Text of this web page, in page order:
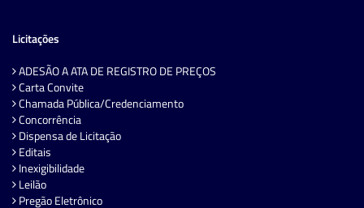
Licitações
ADESÃO A ATA DE REGISTRO DE PREÇOS
Carta Convite
Chamada Pública/Credenciamento
Concorrência
Dispensa de Licitação
Editais
Inexigibilidade
Leilão
Pregão Eletrônico